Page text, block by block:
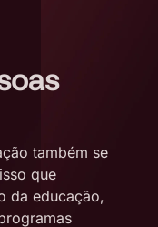
também se
que
da educação,